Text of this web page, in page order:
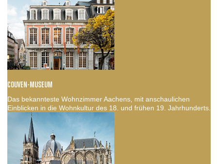
COUVEN-MUSEUM
Das bekannteste Wohnzimmer Aachens, mit anschaulichen
Einblicken in die Wohnkultur des 18. und frühen 19. Jahrhunderts.